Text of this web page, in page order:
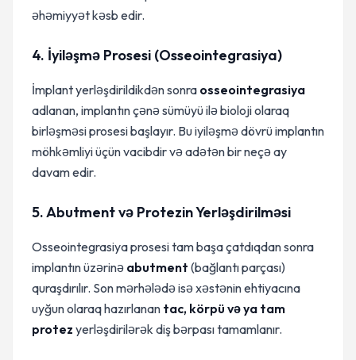
əhəmiyyət kəsb edir.
4. İyiləşmə Prosesi (Osseointegrasiya)
İmplant yerləşdirildikdən sonra osseointegrasiya
adlanan, implantın çənə sümüyü ilə bioloji olaraq
birləşməsi prosesi başlayır. Bu iyiləşmə dövrü implantın
möhkəmliyi üçün vacibdir və adətən bir neçə ay
davam edir.
5. Abutment və Protezin Yerləşdirilməsi
Osseointegrasiya prosesi tam başa çatdıqdan sonra
implantın üzərinə abutment (bağlantı parçası)
quraşdırılır. Son mərhələdə isə xəstənin ehtiyacına
uyğun olaraq hazırlanan tac, körpü və ya tam
protez yerləşdirilərək diş bərpası tamamlanır.